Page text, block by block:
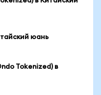
юань
Tokenized) в